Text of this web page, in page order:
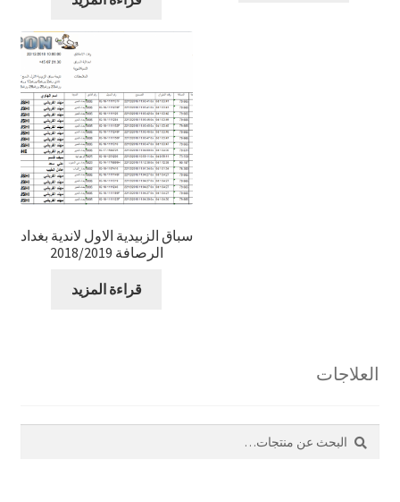
سباق الزبيدية الاول لاندية بغداد
الرصافة 2018/2019
قراءة المزيد
العلاجات
البحث
عن:
بحث